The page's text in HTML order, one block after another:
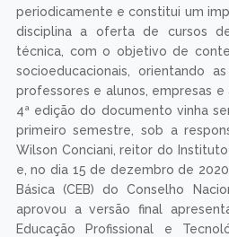
periodicamente e constitui um
disciplina a oferta de cursos
técnica, com o objetivo de
socioeducacionais, orientando
professores e alunos, empresas
4ª edição do documento vinha
primeiro semestre, sob a
Wilson Conciani, reitor do Instituto
e, no dia 15 de dezembro de
Básica (CEB) do Conselho
aprovou a versão final
Educação Profissional e